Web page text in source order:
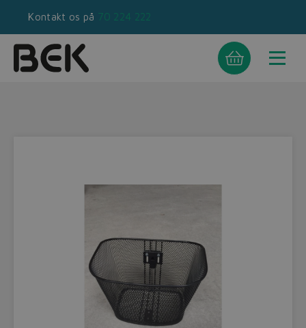
Kontakt os på 70 224 222